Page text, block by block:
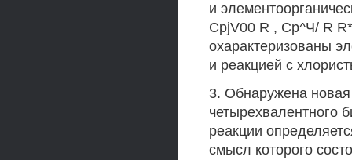
и
CpjV00 R , Ср^Ч/ R
охарактеризованы
и реакцией с
3. Обнаружена
четырехвалентного
реакции
смысл которого